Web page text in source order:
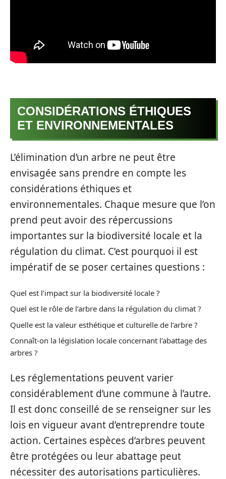
CONSIDÉRATIONS ÉTHIQUES
ET ENVIRONNEMENTALES
L’élimination d’un arbre ne peut être
envisagée sans prendre en compte les
considérations éthiques et
environnementales. Chaque mesure que l’on
prend peut avoir des répercussions
importantes sur la biodiversité locale et la
régulation du climat. C’est pourquoi il est
impératif de se poser certaines questions :
Quel est l’impact sur la biodiversité locale ?
Quel est le rôle de l’arbre dans la régulation du climat ?
Quelle est la valeur esthétique et culturelle de l’arbre ?
Connaît-on la législation locale concernant l’abattage des
arbres ?
Les réglementations peuvent varier
considérablement d’une commune à l’autre.
Il est donc conseillé de se renseigner sur les
lois en vigueur avant d’entreprendre toute
action. Certaines espèces d’arbres peuvent
être protégées ou leur abattage peut
nécessiter des autorisations particulières.